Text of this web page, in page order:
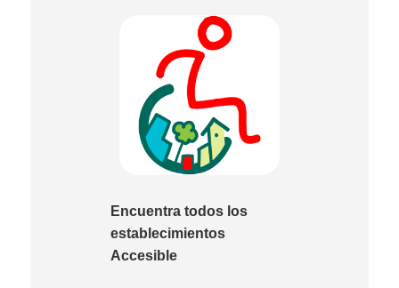
Encuentra todos los
establecimientos
Accesible